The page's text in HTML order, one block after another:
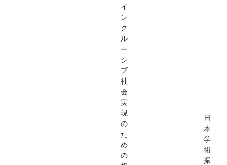
イ
ン
ク
ル
ー
シ
ブ
社
会
実
現
の
た
め
の
日
本
学
術
振